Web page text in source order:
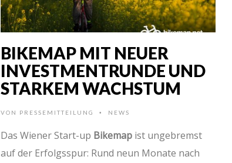
BIKEMAP MIT NEUER
INVESTMENTRUNDE UND
STARKEM WACHSTUM
VON PRESSEMITTEILUNG • NEWS
Das Wiener Start-up Bikemap ist ungebremst
auf der Erfolgsspur: Rund neun Monate nach